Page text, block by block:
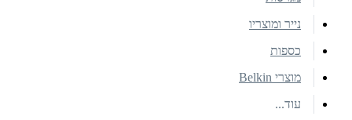
נייר ומוצריו
כספות
מוצרי Belkin
עוד...